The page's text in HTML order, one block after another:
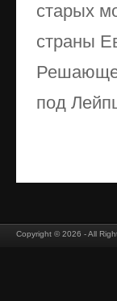
старых
страны
под
Copyright © 2026 - All